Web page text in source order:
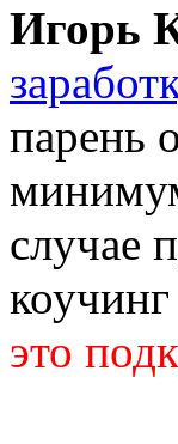
Игорь
парень
случае
это